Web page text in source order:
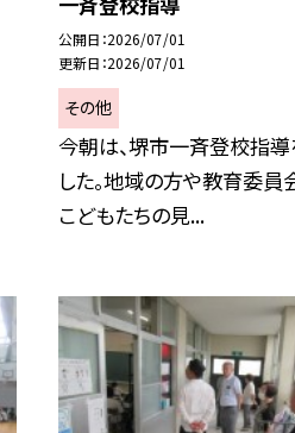
公開日 2026/07/01
更新日 2026/07/01
その他
今朝は、堺市一斉登校指
した。地域の方や教育委員
こどもたちの見...